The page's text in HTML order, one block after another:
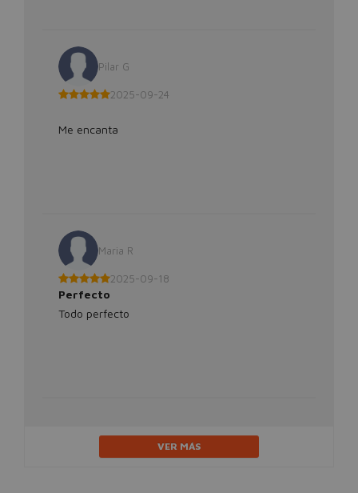
Pilar G
2025-09-24
Me encanta
Maria R
2025-09-18
Perfecto
Todo perfecto
VER MÁS